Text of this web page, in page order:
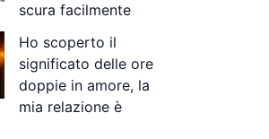
scura facilmente
Ho scoperto il
significato delle ore
doppie in amore, la
mia relazione è